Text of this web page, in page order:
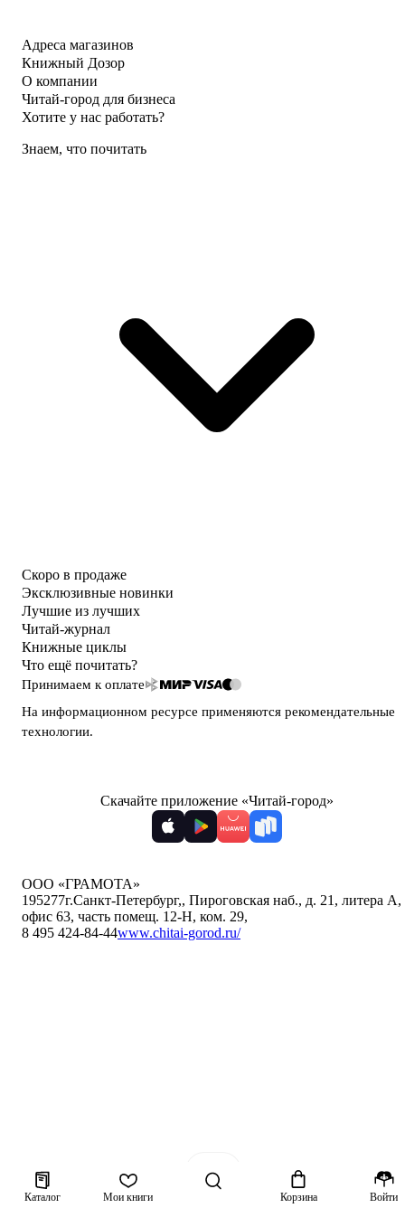
Каталог Мои книги Корзина Войти
Адреса магазинов
Книжный Дозор
О компании
Читай-город для бизнеса
Хотите у нас работать?
Знаем, что почитать
Скоро в продаже
Эксклюзивные новинки
Лучшие из лучших
Читай-журнал
Книжные циклы
Что ещё почитать?
Принимаем к оплате
На информационном ресурсе применяются рекомендательные
технологии.
Скачайте приложение «Читай-город»
ООО «ГРАМОТА»
195277г.Санкт-Петербург,, Пироговская наб., д. 21, литера А,
офис 63, часть помещ. 12-Н, ком. 29,
8 495 424-84-44www.chitai-gorod.ru/